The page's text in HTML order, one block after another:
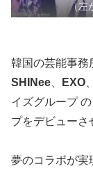
（左
韓国の芸能事務
SHINee
EXO
イズグループ
プをデビューさ
夢のコラボが実